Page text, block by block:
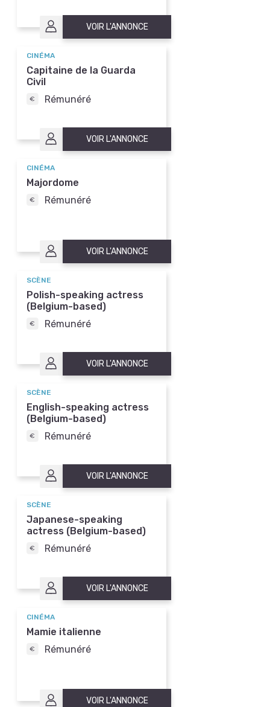
VOIR L'ANNONCE
CINÉMA
Capitaine de la Guarda
Civil
Rémunéré
VOIR L'ANNONCE
CINÉMA
Majordome
Rémunéré
VOIR L'ANNONCE
SCÈNE
Polish-speaking actress
(Belgium-based)
Rémunéré
VOIR L'ANNONCE
SCÈNE
English-speaking actress
(Belgium-based)
Rémunéré
VOIR L'ANNONCE
SCÈNE
Japanese-speaking
actress (Belgium-based)
Rémunéré
VOIR L'ANNONCE
CINÉMA
Mamie italienne
Rémunéré
VOIR L'ANNONCE